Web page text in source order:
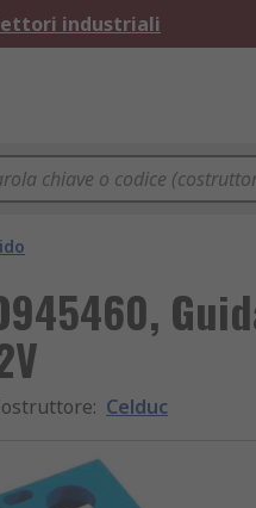
industriali
: Celduc